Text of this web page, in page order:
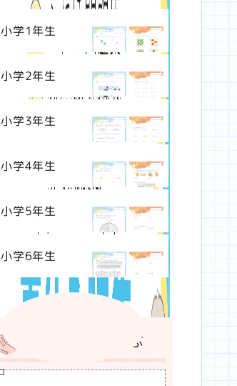
小学1年生
小学2年生
小学3年生
小学4年生
小学5年生
小学6年生
カテゴリーから選ぶ